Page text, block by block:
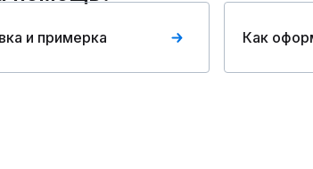
и примерка Как